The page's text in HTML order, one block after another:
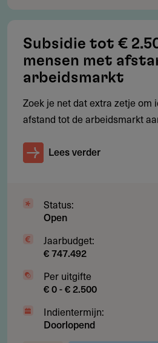
Subsidieadvies
Moeilijkheidsgraad
Het indienen van een aanvraag
cofinancieringsafspraken.
meerjarenbegroting, en een
samenwerkingsovereenkomst.
Stapsgewijze begeleiding
Zorg ervoor dat alle onderdelen
zorgvuldig worden ingevuld en
goed is geregeld. Overweeg
de ondersteuning van PTvT of
Subsidie tot €
mensen met
arbeidsmarkt
Zoek je net dat extra zetje om
afstand tot de arbeidsmarkt
Lees verder
Status:
Open
Jaarbudget:
€ 747.492
Per uitgifte
€ 0 - € 2.500
Indientermijn:
Doorlopend